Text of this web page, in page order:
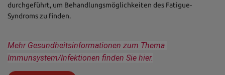
durchgeführt, um Behandlungsmöglichkeiten des Fatigue-
Syndroms zu finden.
Mehr Gesundheitsinformationen zum Thema
Immunsystem/Infektionen finden Sie hier.